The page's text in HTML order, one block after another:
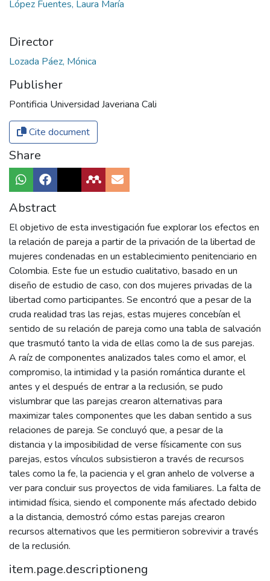
López Fuentes, Laura María
Director
Lozada Páez, Mónica
Publisher
Pontificia Universidad Javeriana Cali
Cite document
Share
Abstract
El objetivo de esta investigación fue explorar los efectos en
la relación de pareja a partir de la privación de la libertad de
mujeres condenadas en un establecimiento penitenciario en
Colombia. Este fue un estudio cualitativo, basado en un
diseño de estudio de caso, con dos mujeres privadas de la
libertad como participantes. Se encontró que a pesar de la
cruda realidad tras las rejas, estas mujeres concebían el
sentido de su relación de pareja como una tabla de salvación
que trasmutó tanto la vida de ellas como la de sus parejas.
A raíz de componentes analizados tales como el amor, el
compromiso, la intimidad y la pasión romántica durante el
antes y el después de entrar a la reclusión, se pudo
vislumbrar que las parejas crearon alternativas para
maximizar tales componentes que les daban sentido a sus
relaciones de pareja. Se concluyó que, a pesar de la
distancia y la imposibilidad de verse físicamente con sus
parejas, estos vínculos subsistieron a través de recursos
tales como la fe, la paciencia y el gran anhelo de volverse a
ver para concluir sus proyectos de vida familiares. La falta de
intimidad física, siendo el componente más afectado debido
a la distancia, demostró cómo estas parejas crearon
recursos alternativos que les permitieron sobrevivir a través
de la reclusión.
item.page.descriptioneng